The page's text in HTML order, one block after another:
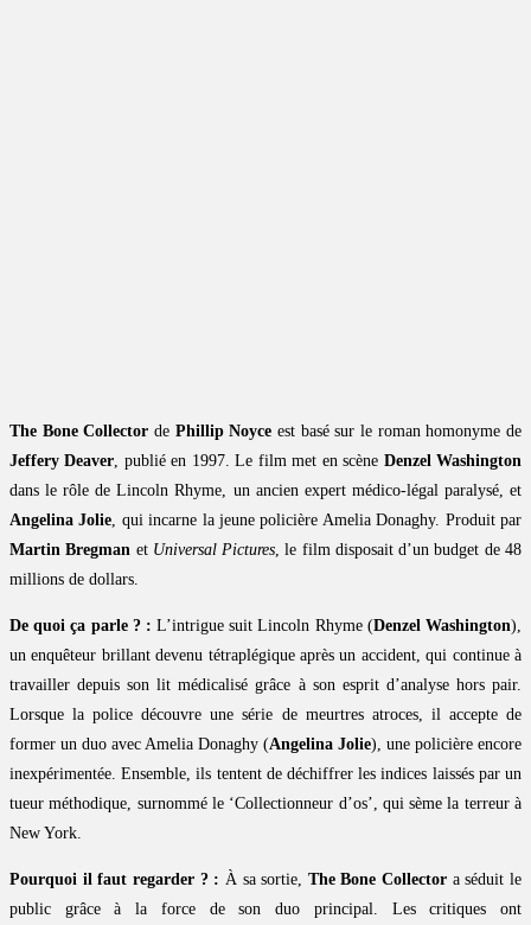
The Bone Collector de Phillip Noyce est basé sur le roman homonyme de
Jeffery Deaver, publié en 1997. Le film met en scène Denzel Washington
dans le rôle de Lincoln Rhyme, un ancien expert médico-légal paralysé, et
Angelina Jolie, qui incarne la jeune policière Amelia Donaghy. Produit par
Martin Bregman et Universal Pictures, le film disposait d’un budget de 48
millions de dollars.
De quoi ça parle ? : L’intrigue suit Lincoln Rhyme (Denzel Washington),
un enquêteur brillant devenu tétraplégique après un accident, qui continue à
travailler depuis son lit médicalisé grâce à son esprit d’analyse hors pair.
Lorsque la police découvre une série de meurtres atroces, il accepte de
former un duo avec Amelia Donaghy (Angelina Jolie), une policière encore
inexpérimentée. Ensemble, ils tentent de déchiffrer les indices laissés par un
tueur méthodique, surnommé le ‘Collectionneur d’os’, qui sème la terreur à
New York.
Pourquoi il faut regarder ? : À sa sortie, The Bone Collector a séduit le
public grâce à la force de son duo principal. Les critiques ont